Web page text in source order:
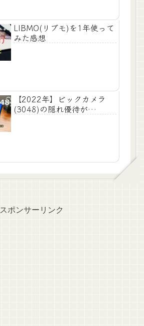
LIBMO(リブモ)を1年使って
みた感想
【2022年】ビックカメラ
(3048)の隠れ優待が…
スポンサーリンク